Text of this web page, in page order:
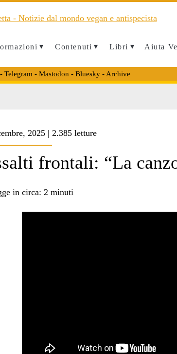
Contenuti Libri Aiuta
- Telegram - Mastodon - Bluesky- Archive
span>
2025 | 2.385 letture
frontali: “La
in circa: 2 minuti